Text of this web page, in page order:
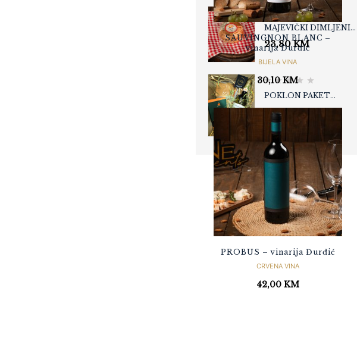
MAJEVIČKI DIMLJENI
SIR - MIX 1000
23,80KM
POKLON PAKET
WINEMOMENTS
„LIGHT“
53,80KM
SAUVINGNON BLANC –
vinarija Đurđić
BIJELA VINA
30,10KM
PROBUS – vinarija Đurđić
CRVENA VINA
42,00 KM